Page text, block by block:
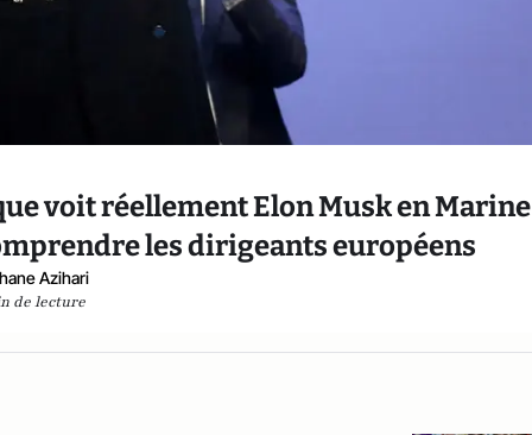
voit réellement Elon Musk en Marine
les dirigeants européens
Azihari
de lecture